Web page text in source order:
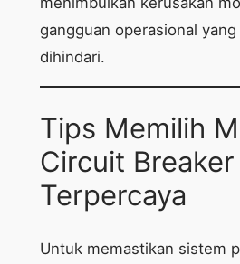
gangguan operasional
dihindari.
Tips Memilih
Circuit Breaker
Terpercaya
Untuk memastikan sistem